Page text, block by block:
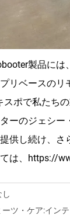
製品に
リベースのリ
スポで私たち
ーのジェシー
供し続け、さ
は、https://
ーツ・ケア:イン